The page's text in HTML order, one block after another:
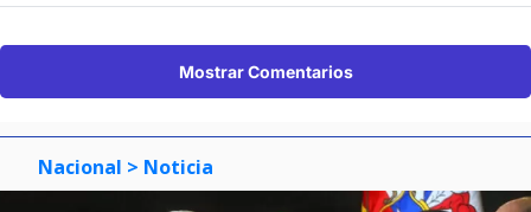
Mostrar Comentarios
Nacional > Noticia